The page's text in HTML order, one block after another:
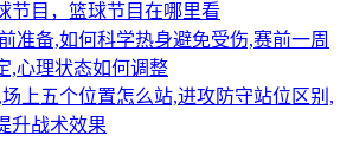
节目，篮球节目在哪里看
准备,如何科学热身避免受伤,赛前一周
,心理状态如何调整
上五个位置怎么站,进攻防守站位区别,
升战术效果